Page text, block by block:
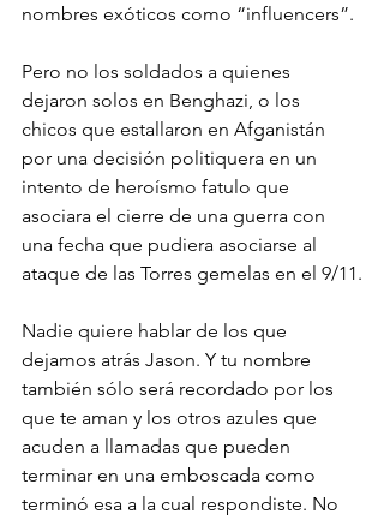
nombres exóticos como “influencers”.
Pero no los soldados a quienes
dejaron solos en Benghazi, o los
chicos que estallaron en Afganistán
por una decisión politiquera en un
intento de heroísmo fatulo que
asociara el cierre de una guerra con
una fecha que pudiera asociarse al
ataque de las Torres gemelas en el 9/11.
Nadie quiere hablar de los que
dejamos atrás Jason. Y tu nombre
también sólo será recordado por los
que te aman y los otros azules que
acuden a llamadas que pueden
terminar en una emboscada como
terminó esa a la cual respondiste. No